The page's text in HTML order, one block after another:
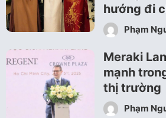
hướng đi
Phạm
Meraki
mạnh
thị trường
Phạm